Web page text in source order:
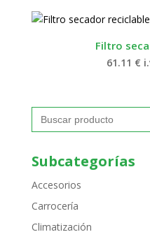
Filtro
61.11 €
Buscar:
Subcategorías
Accesorios
Carrocería
Climatización